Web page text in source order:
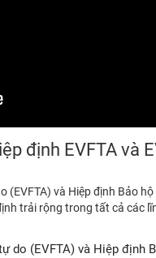
định EVFTA và
và Hiệp định Bảo
trải rộng trong tất cả các
do (EVFTA) và Hiệp định